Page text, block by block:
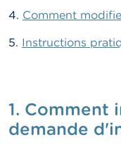
a
i
t
M
i
4. Comment
5. Instructions
1. Comment
demande